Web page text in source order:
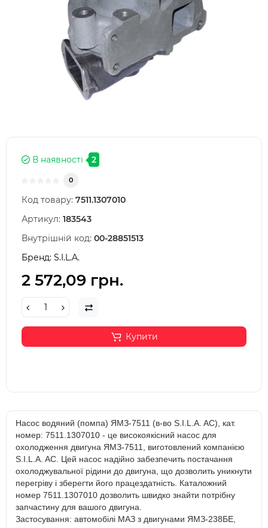
В наявності 2
0
Код товару: 7511.1307010
Артикул: 183543
Внутрішній код: 00-28851513
Бренд: S.I.L.A.
2 572,09 грн.
Купити
Насос водяний (помпа) ЯМЗ-7511 (в-во S.I.L.A. AC), кат.
номер: 7511.1307010 - це високоякісний насос для
охолодження двигуна ЯМЗ-7511, виготовлений компанією
S.I.L.A. AC. Цей насос надійно забезпечить постачання
охолоджувальної рідини до двигуна, що дозволить уникнути
перегріву і зберегти його працездатність. Каталожний
номер 7511.1307010 дозволить швидко знайти потрібну
запчастину для вашого двигуна.
Застосування: автомобілі МАЗ з двигунами ЯМЗ-238БЕ,